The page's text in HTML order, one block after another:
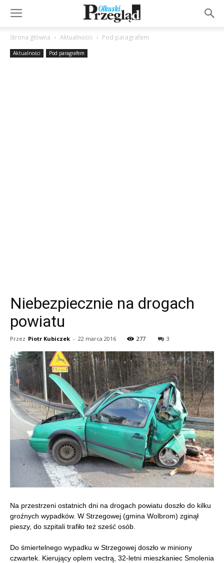
Strona główna Aktualności Pod paragrafem
Aktualności Pod paragrafem
Niebezpiecznie na drogach
powiatu
Przez Piotr Kubiczek - 22 marca 2016 277 3
Na przestrzeni ostatnich dni na drogach powiatu doszło do kilku
groźnych wypadków. W Strzegowej (gmina Wolbrom) zginął
pieszy, do szpitali trafiło też sześć osób.
Do śmiertelnego wypadku w Strzegowej doszło w miniony
czwartek. Kierujący oplem vectrą, 32-letni mieszkaniec Smolenia